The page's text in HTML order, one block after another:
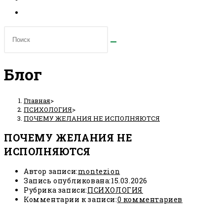
Блог
Главная>
ПСИХОЛОГИЯ>
ПОЧЕМУ ЖЕЛАНИЯ НЕ ИСПОЛНЯЮТСЯ
ПОЧЕМУ ЖЕЛАНИЯ НЕ
ИСПОЛНЯЮТСЯ
Автор записи:montezion
Запись опубликована:15.03.2026
Рубрика записи:ПСИХОЛОГИЯ
Комментарии к записи:0 комментариев